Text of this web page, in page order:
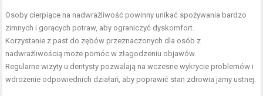
Osoby cierpiące na nadwrażliwość powinny unikać spożywania bardzo
zimnych i gorących potraw, aby ograniczyć dyskomfort.
Korzystanie z past do zębów przeznaczonych dla osób z
nadwrażliwością może pomóc w złagodzeniu objawów.
Regularne wizyty u dentysty pozwalają na wczesne wykrycie problemów i
wdrożenie odpowiednich działań, aby poprawić stan zdrowia jamy ustnej.